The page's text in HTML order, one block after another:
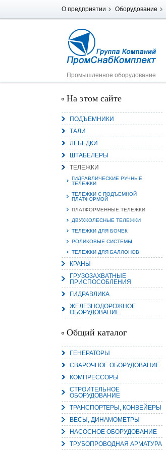
О предприятии Оборудование
Промышленное оборудование
На этом сайте
ПОДЪЕМНИКИ
ТАЛИ
ЛЕБЕДКИ
ШТАБЕЛЕРЫ
ТЕЛЕЖКИ
ГИДРАВЛИЧЕСКИЕ РУЧНЫЕ
ТЕЛЕЖКИ
ТЕЛЕЖКИ С ПОДЪЕМНОЙ
ПЛАТФОРМОЙ
ПЛАТФОРМЕННЫЕ ТЕЛЕЖКИ
ДВУХКОЛЕСНЫЕ ТЕЛЕЖКИ
ТЕЛЕЖКИ ДЛЯ БОЧЕК
РОЛИКОВЫЕ СИСТЕМЫ
ТЕЛЕЖКИ ДЛЯ БАЛЛОНОВ
КРАНЫ
ГРУЗОЗАХВАТНЫЕ
ПРИСПОСОБЛЕНИЯ
ГИДРАВЛИКА
ЖЕЛЕЗНОДОРОЖНОЕ
ОБОРУДОВАНИЕ
Общий каталог
ГЕНЕРАТОРЫ
СВАРОЧНОЕ ОБОРУДОВАНИЕ
КОМПРЕССОРЫ
СТРОИТЕЛЬНОЕ
ОБОРУДОВАНИЕ
ТРАНСПОРТЕРЫ, КОНВЕЙЕРЫ
ВЕСЫ, ДИНАМОМЕТРЫ
НАСОСНОЕ ОБОРУДОВАНИЕ
ТРУБОПРОВОДНАЯ АРМАТУРА